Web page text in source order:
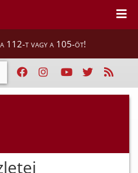
a 112-t vagy a 105-öt!